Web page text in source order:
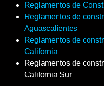
Reglamentos de
Reglamentos de
Aguascalientes
Reglamentos de
California
Reglamentos de
California Sur